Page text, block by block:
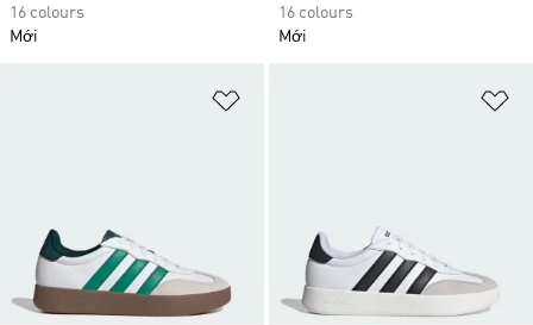
16 colours
Mới
16 colours
Mới